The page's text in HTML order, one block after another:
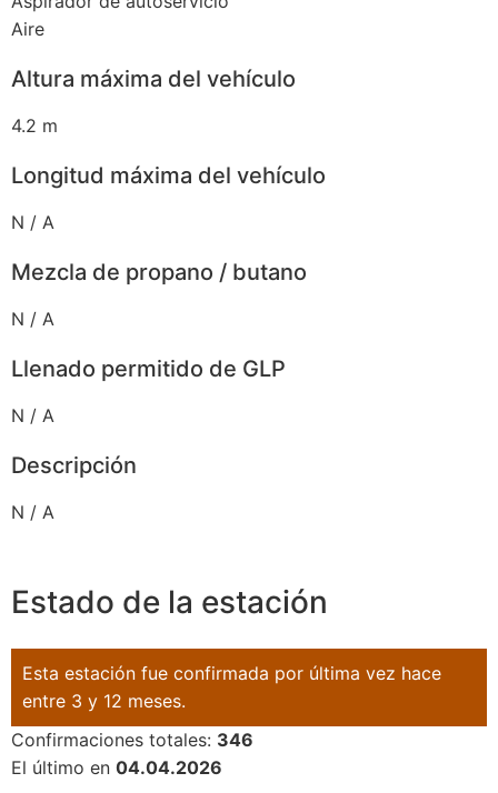
Aire
Altura máxima del vehículo
4.2 m
Longitud máxima del vehículo
N / A
Mezcla de propano / butano
N / A
Llenado permitido de GLP
N / A
Descripción
N / A
Estado de la estación
Esta estación fue confirmada por última vez hace
entre 3 y 12 meses.
Confirmaciones totales: 346
El último en 04.04.2026